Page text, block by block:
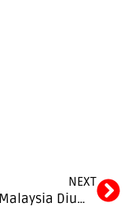
NEXT
E-Piala Malaysia Diumumkan Untuk FIFA 20, Kerjasama Antara MFL Dengan Gamesbond